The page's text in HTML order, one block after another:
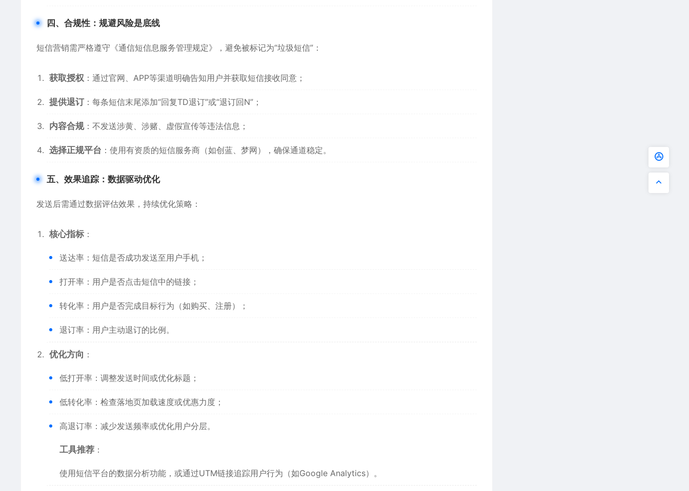
四、合规性：规避风险是底线
短信营销需严格遵守《通信短信息服务管理规定》，避免被标记为“垃圾短信”：
获取授权 ：通过官网、APP等渠道明确告知用户并获取短信接收同意；
提供退订：每条短信末尾添加“回复TD退订”或“退订回N”；
内容合规：不发送涉黄、涉赌、虚假宣传等违法信息；
选择正规平台 ：使用有资质的短信服务商（如创蓝、梦网），确保通道稳定。
五、效果追踪：数据驱动优化
发送后需通过数据评估效果，持续优化策略：
核心指标 ：
送达率：短信是否成功发送至用户手机；
打开率：用户是否点击短信中的链接；
转化率：用户是否完成目标行为（如购买、注册）；
退订率：用户主动退订的比例。
优化方向 ：
低打开率：调整发送时间或优化标题；
低转化率：检查落地页加载速度或优惠力度；
高退订率：减少发送频率或优化用户分层。
工具推荐 ：
使用短信平台的数据分析功能，或通过UTM链接追踪用户行为（如Google Analytics）。